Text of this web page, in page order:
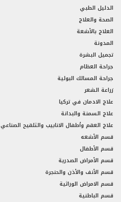
الدليل الطبي
الصحة والعلاج
العلاج بالأشعة
المدونة
تجميل البشرة
جراحة العظام
جراحة المسالك البولية
زراعة الشعر
علاج الادمان في تركيا
علاج السمنة والبدانة
علاج العقم وأطفال الانابيب والتلقيح الصناعي
قسم الأشعه
قسم الأطفال
قسم الأمراض الصدرية
قسم الأنف والأذن والحنجرة
قسم الامراض الوراثية
قسم الباطنية